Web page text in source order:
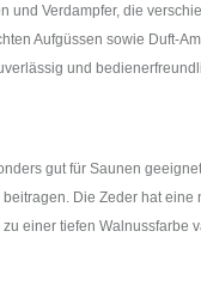
und Verdampfer, die
Aufgüssen sowie Duft-
und
gut für Saunen
Die Zeder hat
einer tiefen Walnussfarbe